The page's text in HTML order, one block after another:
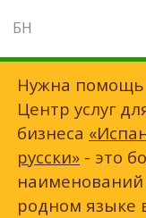
БН
Нужна помощь
Центр услуг
бизнеса
русски» - это
наименований
родном языке